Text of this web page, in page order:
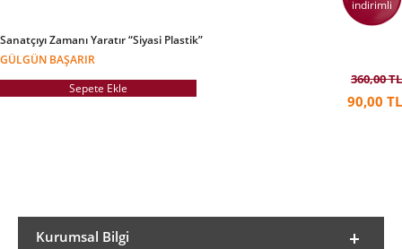
indirimli
Sanatçıyı Zamanı Yaratır “Siyasi Plastik”
GÜLGÜN BAŞARIR
Sepete Ekle
360,00 TL
90,00 TL
Kurumsal Bilgi